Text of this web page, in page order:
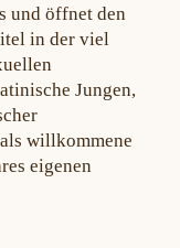
und öffnet den
in der viel
Jungen,
willkommene
eigenen